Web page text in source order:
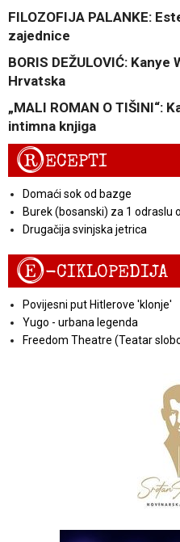
FILOZOFIJA PALANKE:
zajednice
BORIS DEŽULOVIĆ:
Hrvatska
„MALI ROMAN O TIŠINI“:
intimna knjiga
RECEPTI
Domaći sok od bazge
Burek (bosanski) za 1 odraslu
Drugačija svinjska jetrica
E-CIKLOPEDIJA
Povijesni put Hitlerove 'klonje'
Yugo - urbana legenda
Freedom Theatre (Teatar